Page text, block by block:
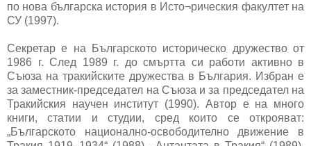
по нова българска история в Исто¬рическия факултет на
СУ (1997).
Секретар е на Българското историческо дружество от
1986 г. След 1989 г. до смъртта си работи активно в
Съюза на тракийските дружества в България. Избран е
за заместник-председател на Съюза и за председател на
Тракийския научен институт (1990). Автор е на много
книги, статии и студии, сред които се открояват:
„Българското национално-освободително движение в